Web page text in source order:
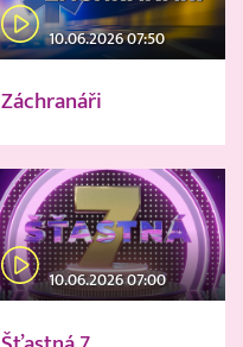
10.06.2026 07:50
Záchranáři
10.06.2026 07:00